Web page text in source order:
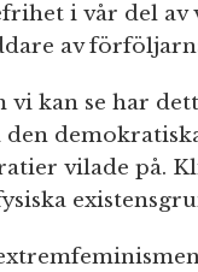
i vår del
av
vi kan se har
den
vilade på.